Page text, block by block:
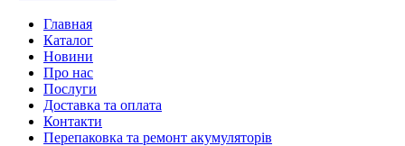
Главная
Каталог
Новини
Про нас
Послуги
Доставка та оплата
Контакти
Перепаковка та ремонт акумуляторів